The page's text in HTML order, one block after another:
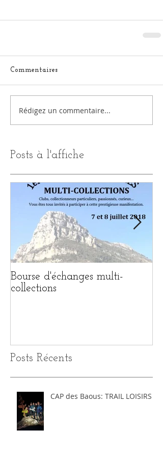
Commentaires
Rédigez un commentaire...
Posts à l'affiche
Bourse d'échanges multi-
collections
Posts Récents
CAP des Baous: TRAIL LOISIRS